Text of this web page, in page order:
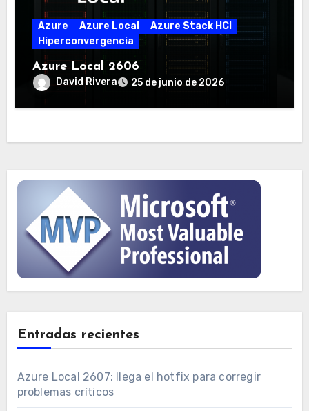
Azure Azure Local
Azure Stack HCI
Hiperconvergencia
Azure Local 2606
David Rivera 25 de junio de 2026
Entradas recientes
Azure Local 2607: llega el hotfix para corregir
problemas críticos